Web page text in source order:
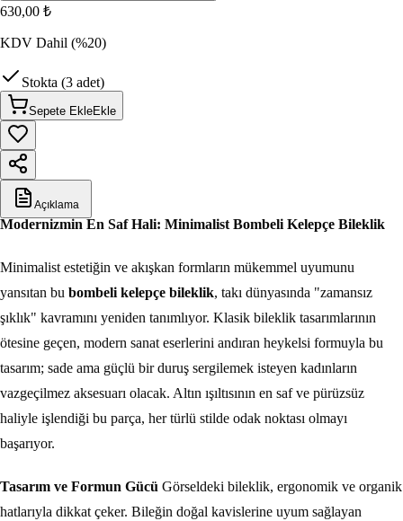
630,00 ₺
KDV Dahil (%20)
Stokta (3 adet)
Sepete EkleEkle
Açıklama
Modernizmin En Saf Hali: Minimalist Bombeli Kelepçe Bileklik
Minimalist estetiğin ve akışkan formların mükemmel uyumunu
yansıtan bu bombeli kelepçe bileklik, takı dünyasında "zamansız
şıklık" kavramını yeniden tanımlıyor. Klasik bileklik tasarımlarının
ötesine geçen, modern sanat eserlerini andıran heykelsi formuyla bu
tasarım; sade ama güçlü bir duruş sergilemek isteyen kadınların
vazgeçilmez aksesuarı olacak. Altın ışıltısının en saf ve pürüzsüz
haliyle işlendiği bu parça, her türlü stilde odak noktası olmayı
başarıyor.
Tasarım ve Formun Gücü Görseldeki bileklik, ergonomik ve organik
hatlarıyla dikkat çeker. Bileğin doğal kavislerine uyum sağlayan